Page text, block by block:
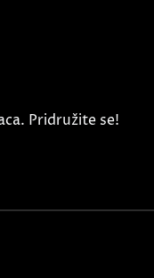
Pridružite se!